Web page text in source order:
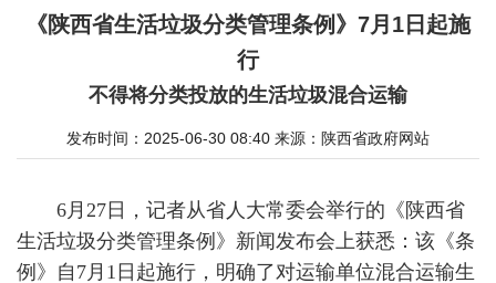
《陕西省生活垃圾分类管理条例》7月1日起施
行
不得将分类投放的生活垃圾混合运输
发布时间：2025-06-30 08:40 来源： 陕西省政府网站
6月27日，记者从省人大常委会举行的《陕西省
生活垃圾分类管理条例》新闻发布会上获悉：该《条
例》自7月1日起施行，明确了对运输单位混合运输生